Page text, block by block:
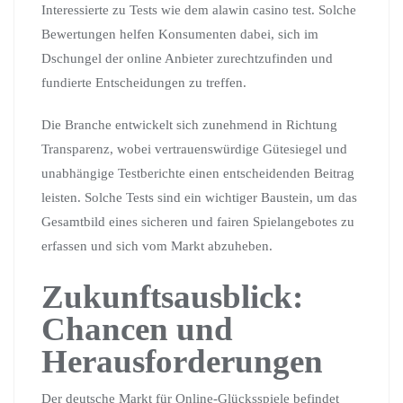
Interessierte zu Tests wie dem alawin casino test. Solche
Bewertungen helfen Konsumenten dabei, sich im
Dschungel der online Anbieter zurechtzufinden und
fundierte Entscheidungen zu treffen.
Die Branche entwickelt sich zunehmend in Richtung
Transparenz, wobei vertrauenswürdige Gütesiegel und
unabhängige Testberichte einen entscheidenden Beitrag
leisten. Solche Tests sind ein wichtiger Baustein, um das
Gesamtbild eines sicheren und fairen Spielangebotes zu
erfassen und sich vom Markt abzuheben.
Zukunftsausblick:
Chancen und
Herausforderungen
Der deutsche Markt für Online-Glücksspiele befindet